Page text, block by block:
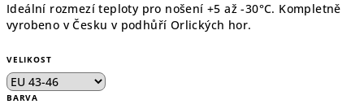
Ideální rozmezí teploty pro nošení +5 až -30°C. Kompletně
vyrobeno v Česku v podhůří Orlických hor.
VELIKOST
BARVA